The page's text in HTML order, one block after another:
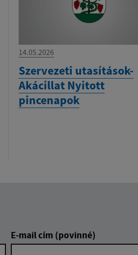
14.05.2026
Szervezeti utasítások-
Akácillat Nyitott
pincenapok
E-mail cím (povinné)